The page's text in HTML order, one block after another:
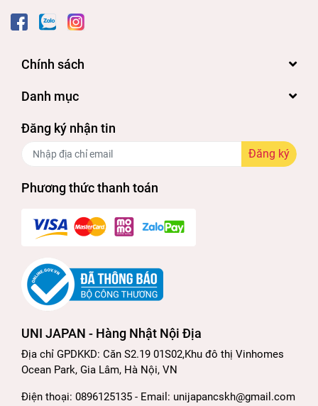
Chính sách
Danh mục
Đăng ký nhận tin
Đăng ký
Phương thức thanh toán
UNI JAPAN - Hàng Nhật Nội Địa
Địa chỉ GPDKKD: Căn S2.19 01S02,Khu đô thị Vinhomes
Ocean Park, Gia Lâm, Hà Nội, VN
Điện thoại: 0896125135 - Email: unijapancskh@gmail.com